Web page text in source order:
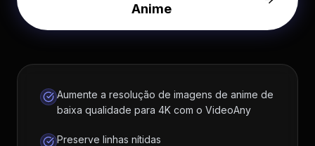
Anime
Aumente a resolução de imagens de anime de
baixa qualidade para 4K com o VideoAny
Preserve linhas nítidas